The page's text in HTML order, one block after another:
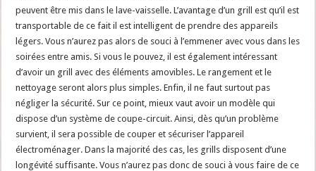
peuvent être mis dans le lave-vaisselle. L’avantage d’un grill est qu’il est
transportable de ce fait il est intelligent de prendre des appareils
légers. Vous n’aurez pas alors de souci à l’emmener avec vous dans les
soirées entre amis. Si vous le pouvez, il est également intéressant
d’avoir un grill avec des éléments amovibles. Le rangement et le
nettoyage seront alors plus simples. Enfin, il ne faut surtout pas
négliger la sécurité. Sur ce point, mieux vaut avoir un modèle qui
dispose d’un système de coupe-circuit. Ainsi, dès qu’un problème
survient, il sera possible de couper et sécuriser l’appareil
électroménager. Dans la majorité des cas, les grills disposent d’une
longévité suffisante. Vous n’aurez pas donc de souci à vous faire de ce